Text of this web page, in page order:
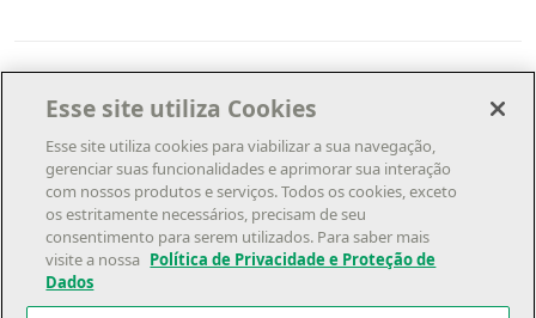
Esse site utiliza Cookies
Esse site utiliza cookies para viabilizar a sua navegação,
gerenciar suas funcionalidades e aprimorar sua interação
com nossos produtos e serviços. Todos os cookies, exceto
os estritamente necessários, precisam de seu
consentimento para serem utilizados. Para saber mais
visite a nossa Política de Privacidade e Proteção de
Dados